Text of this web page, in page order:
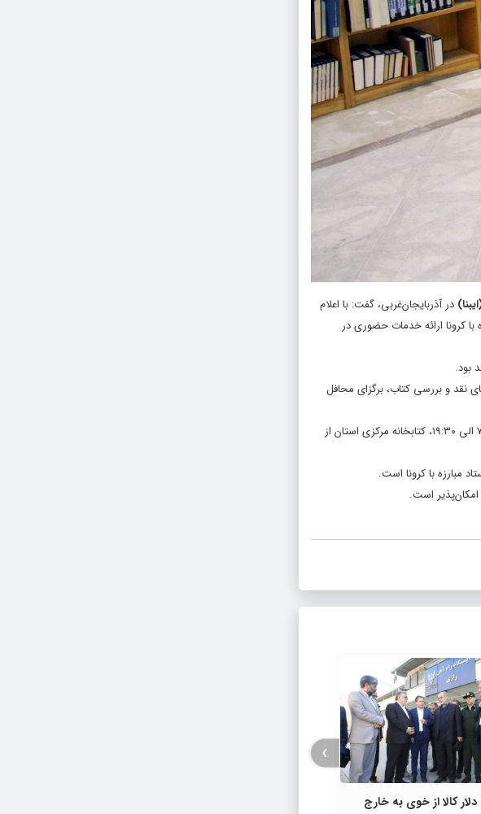
در آذربایجان‌غربی، گفت: با اعلام
کرونا ارائه خدمات حضوری در
بود.
و بررسی کتاب، برگزای محافل
این مسئول همچنین با اشاره به ساعت فعالیت کتابخانه‌های عمومی در نیمه نخست سال ۱۴۰۰، گفت: کتابخانه‌های دو شیفت؛ از ساعت ۷:۳۰ الی ۱۹:۳۰، کتابخانه مرکزی استان از
مبارزه با کرونا است.
امکان‌پذیر است.
دلار کالا از خوی به خارج
›